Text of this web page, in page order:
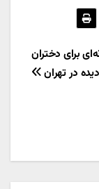
برای دختران
در تهران